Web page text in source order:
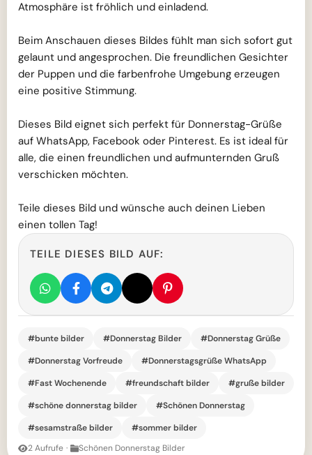
Atmosphäre ist fröhlich und einladend.
Beim Anschauen dieses Bildes fühlt man sich sofort gut
gelaunt und angesprochen. Die freundlichen Gesichter
der Puppen und die farbenfrohe Umgebung erzeugen
eine positive Stimmung.
Dieses Bild eignet sich perfekt für Donnerstag-Grüße
auf WhatsApp, Facebook oder Pinterest. Es ist ideal für
alle, die einen freundlichen und aufmunternden Gruß
verschicken möchten.
Teile dieses Bild und wünsche auch deinen Lieben
einen tollen Tag!
TEILE DIESES BILD AUF:
#bunte bilder #Donnerstag Bilder
#Donnerstag Grüße
#Donnerstag Vorfreude
#Donnerstagsgrüße WhatsApp
#Fast Wochenende
#freundschaft bilder
#gruße bilder
#schöne donnerstag bilder
#Schönen Donnerstag
#sesamstraße bilder
#sommer bilder
2 Aufrufe · Schönen Donnerstag Bilder